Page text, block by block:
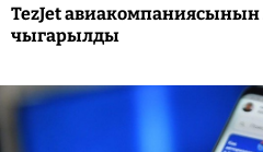
TezJet
чыгарылды